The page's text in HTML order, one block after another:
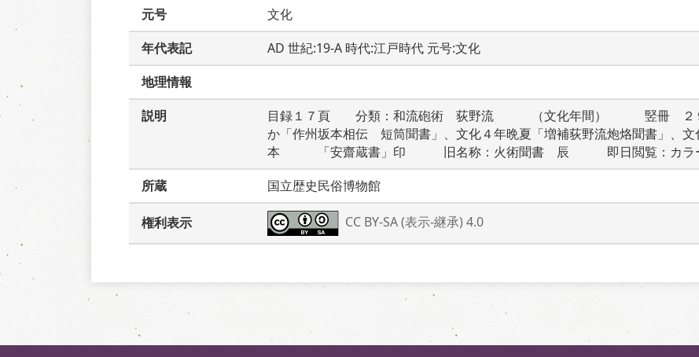
元号
文化
年代表記
AD 世紀:19-A 時代:江戸時代 元号:文化
地理情報
説明
目録１７頁　　分類：和流砲術　荻野流　　　（文化年間）　　　竪冊　
か「作州坂本相伝　短筒聞書」、文化４年晩夏「増補荻野流炮烙聞書」、
本　　　「安齋蔵書」印　　　旧名称：火術聞書　辰　　　即日閲覧：カラ
所蔵
国立歴史民俗博物館
権利表示 CC BY-SA (表示-継承) 4.0